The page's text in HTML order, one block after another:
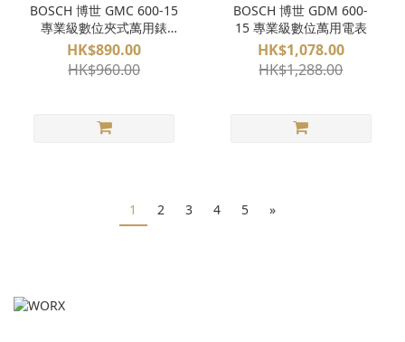
BOSCH 博世 GMC 600-15
專業級數位夾式萬用錶
（數位鉗形表）
HK$890.00
HK$960.00
BOSCH 博世 GDM 600-
15 專業級數位萬用電表
HK$1,078.00
HK$1,288.00
1 2 3 4 5 »